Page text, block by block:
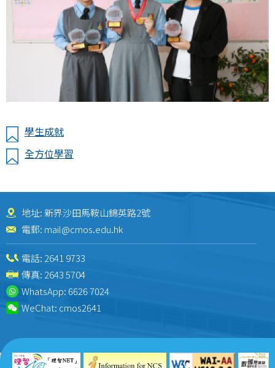
學生成就
全方位學習
地址: 新界沙田馬鞍山錦英路2號
電郵: mail@cmos.edu.hk
電話: 2641 9733
傳真: 2643 5704
WhatsApp:6626 7024
WeChat: cmos2641